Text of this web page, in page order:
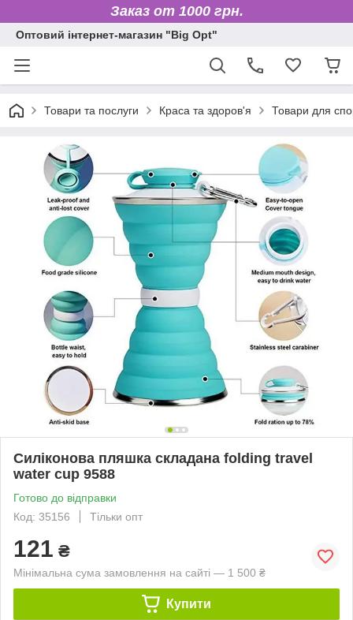
Заказ от 1000 грн.
Оптовий інтернет-магазин "Big Opt"
Товари та послуги Краса та здоров'я Товари для
Силіконова пляшка складана folding travel
water cup 9588
Готово до відправки
Код: 35156
Тільки опт
121 ₴
Мінімальна сума замовлення на сайті — 1 500 ₴
Купити